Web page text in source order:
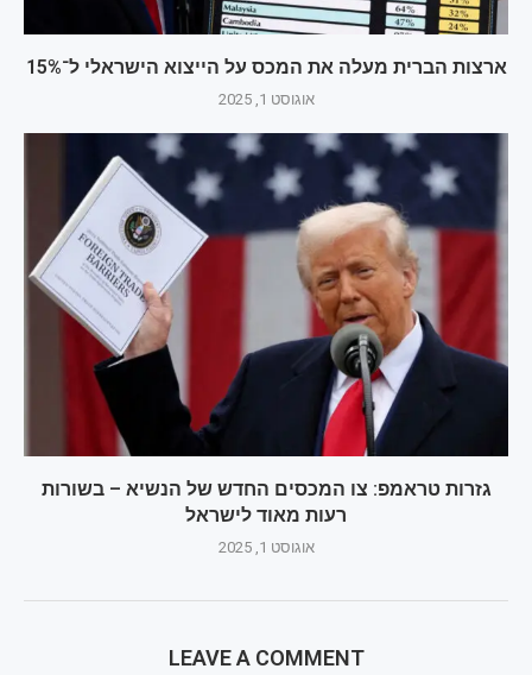
ארצות הברית מעלה את המכס על הייצוא הישראלי ל־15%
אוגוסט 1, 2025
גזרות טראמפ: צו המכסים החדש של הנשיא – בשורות
רעות מאוד לישראל
אוגוסט 1, 2025
LEAVE A COMMENT